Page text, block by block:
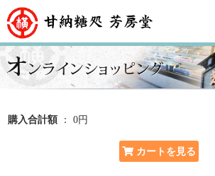
購入合計額 ： 0円